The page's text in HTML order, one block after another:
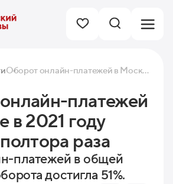
Оборот онлайн-платежей в Москве в 2021 году вырос в полтора раза
платежей
в 2021 году
раза
платежей в общей
достигла 51%.